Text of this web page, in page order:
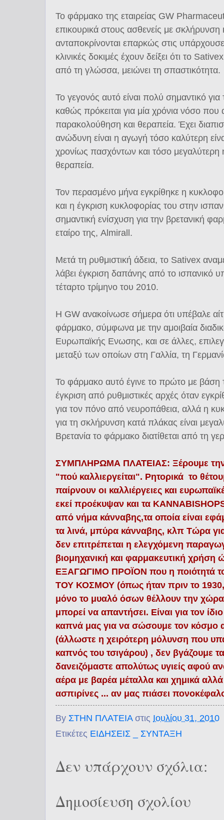
Το φάρμακο της εταιρείας GW
επικουρικά στους ασθενείς με
ανταποκρίνονται επαρκώς στις
κλινικές δοκιμές έχουν δείξει ότι το
από τη γλώσσα, μειώνει τη σπαστικότητα.
Το γεγονός αυτό είναι πολύ σημαντικό
καθώς πρόκειται για μία χρόνια νόσο που
παρακολούθηση και θεραπεία. Έχει
ανώδυνη είναι η αγωγή τόσο καλύτερη
χρονίως πασχόντων και τόσο
θεραπεία.
Τον περασμένο μήνα εγκρίθηκε η
και η έγκριση κυκλοφορίας του στην
σημαντική ενίσχυση για την βρετανική
εταίρο της, Almirall.
Μετά τη ρυθμιστική άδεια, το Sativex
λάβει έγκριση δαπάνης από το ισπανικό
τέταρτο τρίμηνο του 2010.
Η GW ανακοίνωσε σήμερα ότι υπέβαλε
φάρμακο, σύμφωνα με την αμοιβαία
Ευρωπαϊκής Ενωσης, και σε άλλες,
μεταξύ των οποίων στη Γαλλία, τη
Το φάρμακο αυτό έγινε το πρώτο με βάση
έγκριση από ρυθμιστικές αρχές όταν
για τον πόνο από νευροπάθεια, αλλά η
για τη σκλήρυνση κατά πλάκας είναι
Βρετανία το φάρμακο διατίθεται από τη
ΣΥΜΠΛΗΡΩΜΑ ΠΛΑΤΕΙΑΣ: Ξέρουμε
"πού καλλιεργείται". Ρητορικά το
παίρνουν οι καλλιέργειες και
εκεί προέκυψαν και τα
από νήμα κάνναβης,τα οποία είναι
τα λινά, μπύρα κάνναβης, κλπ Τώρα
δεν επιτρέπεται η ελεγχόμενη
βιομηχανική και φαρμακευτική χρήση
ΕΞΑΓΩΓΙΜΟ ΠΡΟΪΟΝ που η ποιότητά
ΤΟΥ ΚΟΣΜΟΥ (όπως ήταν πριν το 1930,
μόνο το μυαλό όσων θέλλουν την χώρα
μπορεί να απαντήσει. Είναι για τον
καπνά μας για να σώσουμε τον κόσμο
(άλλωστε η χειρότερη μόλυνση που
καπνός του τσιγάρου) , δεν βγάζουμε
δανειζόμαστε απολύτως υγιείς αφού
αέρα με βαρέα μέταλλα και χημικά
ασπιρίνες ... αν μας πιάσει
By ΣΤΗΝ ΠΛΑΤΕΙΑ στις Ιουλίου 31, 2010
Ετικέτες ΕΙΔΗΣΕΙΣ _ ΣΥΝΤΑΞΗ
Δεν υπάρχουν σχόλια:
Δημοσίευση σχολίου